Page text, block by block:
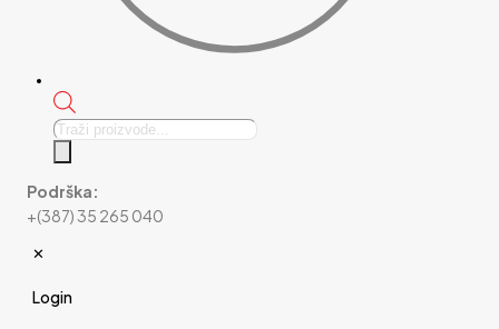
Products
Podrška:
+(387) 35 265 040
✕
Login